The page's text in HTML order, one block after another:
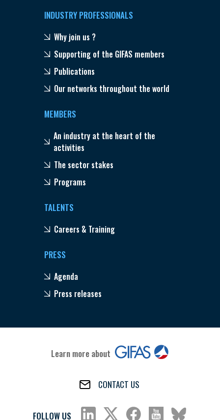
INDUSTRY PROFESSIONALS
Why join us ?
Supporting of the GIFAS members
Publications
Our networks throughout the world
MEMBERS
An industry at the heart of the
activities
The sector stakes
Programs
TALENTS
Careers & Training
PRESS
Agenda
Press releases
Learn more about
CONTACT US
FOLLOW US